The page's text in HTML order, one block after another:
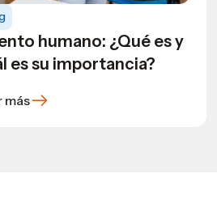
humano: ¿Qué es y
es su importancia?
más